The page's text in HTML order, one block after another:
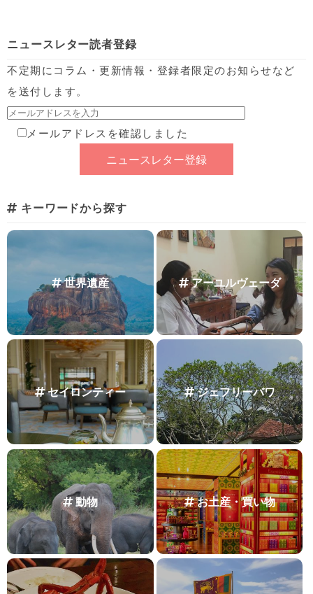
ニュースレター読者登録
不定期にコラム・更新情報・登録者限定のお知らせなど
を送付します。
メールアドレスを確認しました
キーワードから探す
世界遺産 アーユルヴェーダ
セイロンティー ジェフリーバワ
動物 お土産・買い物